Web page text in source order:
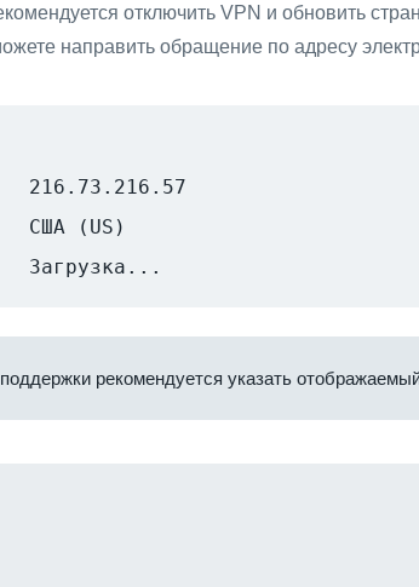
отключить VPN и обновить
направить обращение по адресу
216.73.216.57
США (US)
Загрузка...
рекомендуется указать